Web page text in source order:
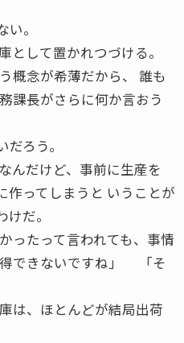
。
として置かれつづける。
概念が希薄だから、 誰も
長がさらに何か言おう
ろう。
んだけど、事前に生産を
作ってしまうと いうことが
だ。
たって言われても、事情
できないですね」 「そ
は、ほとんどが結局出荷